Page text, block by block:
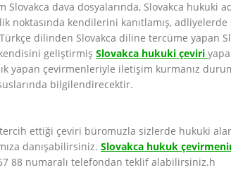
dava dosyalarında, Slovakca hukuki
noktasında kendilerini kanıtlamış,
dilinden Slovakca diline tercüme yapan
geliştirmiş Slovakca hukuki çeviri
yapan çevirmenleriyle iletişim kurmanız
bilgilendirecektir.
ettiği çeviri büromuzla sizlerde hukuki
danışabilirsiniz. Slovakca hukuk
88 numaralı telefondan teklif alabilirsiniz.h